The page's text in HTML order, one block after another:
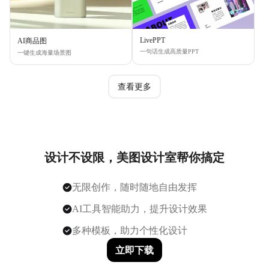
AI商品图
一键生成海量场景图
LivePPT
一句话生成高质量PPT
查看更多
设计不设限，美图设计室帮你搞定
无限创作，随时随地自由发挥
AI工具智能助力，提升设计效果
多种模板，助力个性化设计
立即下载